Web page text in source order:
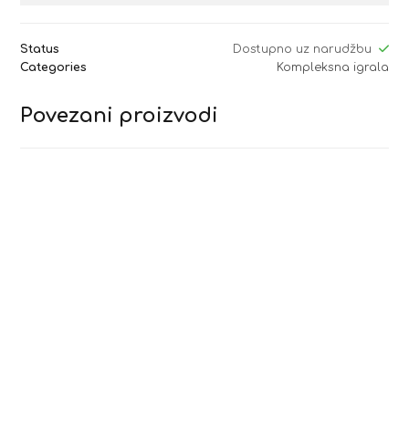
Status
Dostupno uz narudžbu
Categories
Kompleksna igrala
Povezani proizvodi